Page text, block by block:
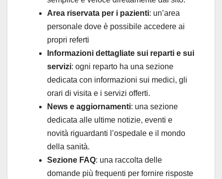
Area riservata per i pazienti: un’area
personale dove è possibile accedere ai
propri referti
Informazioni dettagliate sui reparti e sui
servizi: ogni reparto ha una sezione
dedicata con informazioni sui medici, gli
orari di visita e i servizi offerti.
News e aggiornamenti: una sezione
dedicata alle ultime notizie, eventi e
novità riguardanti l’ospedale e il mondo
della sanità.
Sezione FAQ: una raccolta delle
domande più frequenti per fornire risposte